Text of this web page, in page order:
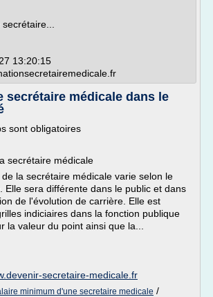
13:20:15
secrétaire médicale dans le
sont obligatoires
secrétaire médicale
la secrétaire médicale varie selon le
Elle sera différente dans le public et dans
de l'évolution de carrière. Elle est
indiciaires dans la fonction publique
la valeur du point ainsi que la...
secretaire-medicale.fr
minimum d'une secretaire medicale /